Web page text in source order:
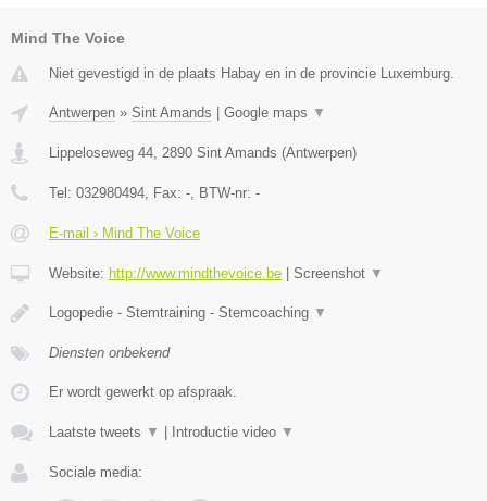
Mind The Voice
Niet gevestigd in de plaats Habay en in de provincie Luxemburg.
Antwerpen » Sint Amands Google maps ▼
Lippeloseweg 44, 2890 Sint Amands (Antwerpen)
Tel: 032980494, Fax: -, BTW-nr: -
E-mail › Mind The Voice
Website: http://www.mindthevoice.be Screenshot ▼
Logopedie - Stemtraining - Stemcoaching ▼
Diensten onbekend
Er wordt gewerkt op afspraak.
Laatste tweets ▼ Introductie video ▼
Sociale media: